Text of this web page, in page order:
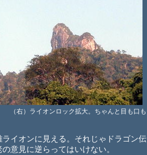
右）ライオンロック拡大。ちゃんと目も口も
イオンに見える。それじゃドラゴン伝
意見に逆らってはいけない。